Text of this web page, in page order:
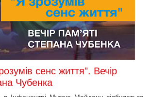
сенс життя”. Вечір
Чубенка